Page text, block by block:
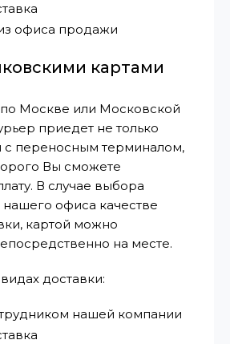
офиса продажи
картами
по Москве или Московской
приедет не только
с переносным терминалом,
Вы сможете
В случае выбора
офиса качестве
картой можно
на месте.
доставки:
нашей компании